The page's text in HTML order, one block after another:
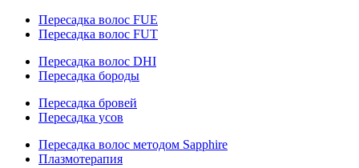
Пересадка волос FUE
Пересадка волос FUT
Пересадка волос DHI
Пересадка бороды
Пересадка бровей
Пересадка усов
Пересадка волос методом Sapphire
Плазмотерапия